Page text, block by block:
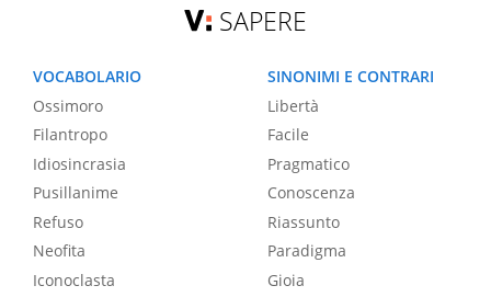
SAPERE
VOCABOLARIO
Ossimoro
Filantropo
Idiosincrasia
Pusillanime
Refuso
Neofita
Iconoclasta
SINONIMI E CONTRARI
Libertà
Facile
Pragmatico
Conoscenza
Riassunto
Paradigma
Gioia